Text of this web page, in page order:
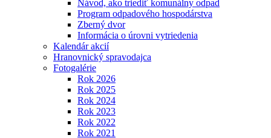
Návod, ako triediť komunálny odpad
Program odpadového hospodárstva
Zberný dvor
Informácia o úrovni vytriedenia
Kalendár akcií
Hranovnický spravodajca
Fotogalérie
Rok 2026
Rok 2025
Rok 2024
Rok 2023
Rok 2022
Rok 2021